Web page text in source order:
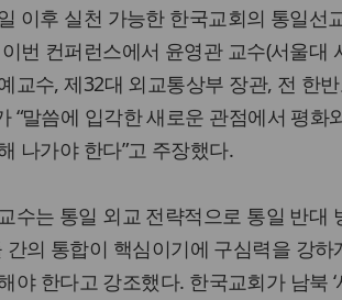
이후 실천 가능한 한국교회의 통일선
번 컨퍼런스에서 윤영관 교수(서울대
교수, 제32대 외교통상부 장관, 전 한
“말씀에 입각한 새로운 관점에서 평화
나가야 한다”고 주장했다.
수는 통일 외교 전략적으로 통일 반대
간의 통합이 핵심이기에 구심력을 강
야 한다고 강조했다. 한국교회가 남북 ‘